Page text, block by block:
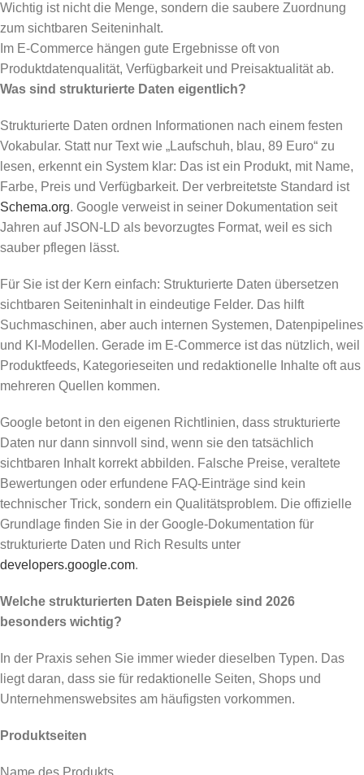
Wichtig ist nicht die Menge, sondern die saubere Zuordnung
zum sichtbaren Seiteninhalt.
Im E-Commerce hängen gute Ergebnisse oft von
Produktdatenqualität, Verfügbarkeit und Preisaktualität ab.
Was sind strukturierte Daten eigentlich?
Strukturierte Daten ordnen Informationen nach einem festen
Vokabular. Statt nur Text wie „Laufschuh, blau, 89 Euro“ zu
lesen, erkennt ein System klar: Das ist ein Produkt, mit Name,
Farbe, Preis und Verfügbarkeit. Der verbreitetste Standard ist
Schema.org. Google verweist in seiner Dokumentation seit
Jahren auf JSON-LD als bevorzugtes Format, weil es sich
sauber pflegen lässt.
Für Sie ist der Kern einfach: Strukturierte Daten übersetzen
sichtbaren Seiteninhalt in eindeutige Felder. Das hilft
Suchmaschinen, aber auch internen Systemen, Datenpipelines
und KI-Modellen. Gerade im E-Commerce ist das nützlich, weil
Produktfeeds, Kategorieseiten und redaktionelle Inhalte oft aus
mehreren Quellen kommen.
Google betont in den eigenen Richtlinien, dass strukturierte
Daten nur dann sinnvoll sind, wenn sie den tatsächlich
sichtbaren Inhalt korrekt abbilden. Falsche Preise, veraltete
Bewertungen oder erfundene FAQ-Einträge sind kein
technischer Trick, sondern ein Qualitätsproblem. Die offizielle
Grundlage finden Sie in der Google-Dokumentation für
strukturierte Daten und Rich Results unter
developers.google.com.
Welche strukturierten Daten Beispiele sind 2026
besonders wichtig?
In der Praxis sehen Sie immer wieder dieselben Typen. Das
liegt daran, dass sie für redaktionelle Seiten, Shops und
Unternehmenswebsites am häufigsten vorkommen.
Produktseiten
Name des Produkts